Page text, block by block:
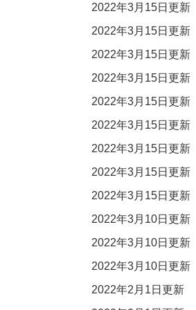
2022年3月15日更新
2022年3月15日更新
2022年3月15日更新
2022年3月15日更新
2022年3月15日更新
2022年3月15日更新
2022年3月15日更新
2022年3月15日更新
2022年3月15日更新
2022年3月10日更新
2022年3月10日更新
2022年3月10日更新
2022年2月1日更新